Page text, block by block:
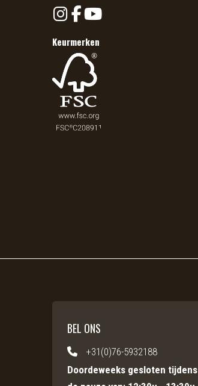
Keurmerken
BEL ONS
+31(0)76-5932188
Doordeweeks gesloten tijdens